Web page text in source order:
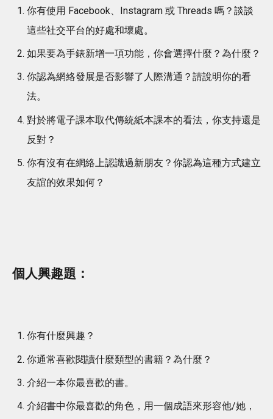
你有使用 Facebook、Instagram 或 Threads 嗎？談談
這些社交平台的好處和壞處。
如果要為手錶新增一項功能，你會選擇什麼？為什麼？
你認為網絡發展是否影響了人際溝通？請說明你的看
法。
對於將電子課本取代傳統紙本課本的看法，你支持還是
反對？
你有沒有在網絡上認識過新朋友？你認為這種方式建立
友誼的效果如何？
個人興趣題：
你有什麼興趣？
你通常喜歡閱讀什麼類型的書籍？為什麼？
介紹一本你最喜歡的書。
介紹書中你最喜歡的角色，用一個成語來形容他/她，